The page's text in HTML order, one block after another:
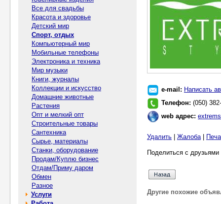
Все для свадьбы
Красота и здоровье
Детский мир
Спорт, отдых
Компьютерный мир
Мобильные телефоны
Электроника и техника
Мир музыки
Книги, журналы
Коллекции и искусство
Домашние животные
Растения
Опт и мелкий опт
Строительные товары
Сантехника
Сырье, материалы
Станки, оборудование
Продам/Куплю бизнес
Отдам/Приму даром
Обмен
Разное
Услуги
e-mail: Написать
Телефон: (050)
web адрес:
Удалить Жалоба|
Поделиться с
Другие похожие